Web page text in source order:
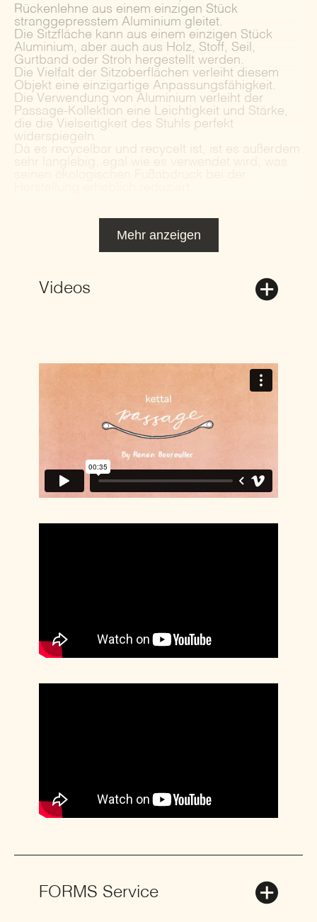
Rückenlehne aus einem einzigen Stück
stranggepresstem Aluminium gleitet.
Die Sitzfläche kann aus einem einzigen Stück
Aluminium, aber auch aus Holz, Stoff, Seil,
Gurtband oder Stroh hergestellt werden.
Die Vielfalt der Sitzoberflächen verleiht diesem
Objekt eine einzigartige Anpassungsfähigkeit.
Die Verwendung von Aluminium verleiht der
Passage-Kollektion eine Leichtigkeit und Stärke,
die die Vielseitigkeit des Stuhls perfekt
widerspiegeln.
Da es recycelbar und recycelt ist, ist es außerdem
Mehr anzeigen
Videos
FORMS Service